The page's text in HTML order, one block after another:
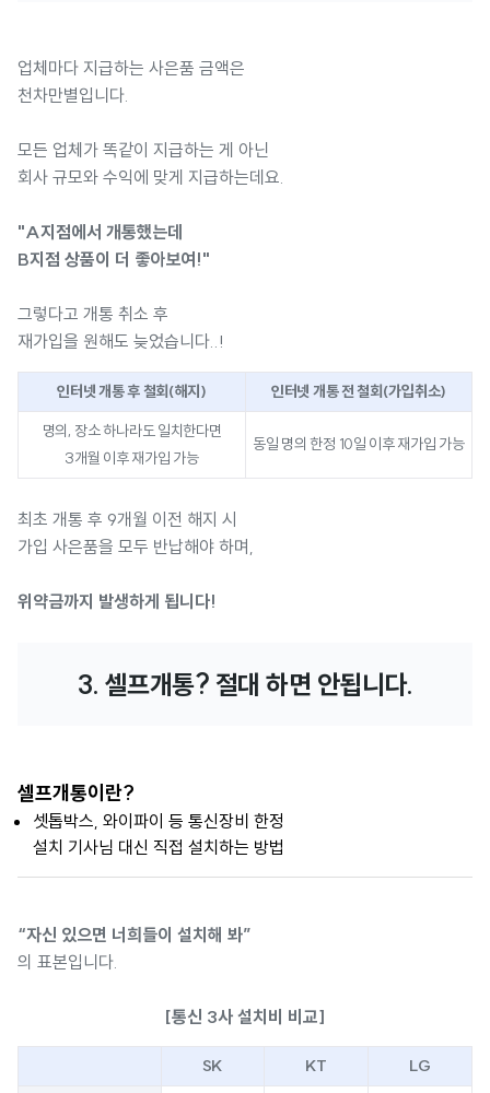
업체마다 지급하는 사은품 금액은
천차만별입니다.
모든 업체가 똑같이 지급하는 게 아닌
회사 규모와 수익에 맞게 지급하는데요.
"A지점에서 개통했는데
B지점 상품이 더 좋아보여!"
그렇다고 개통 취소 후
재가입을 원해도 늦었습니다..!
인터넷 개통 후 철회(해지)
인터넷 개통 전 철회(가입취소)
명의, 장소 하나라도 일치한다면
3개월 이후 재가입 가능
동일 명의 한정 10일 이후 재가입 가능
최초 개통 후 9개월 이전 해지 시
가입 사은품을 모두 반납해야 하며,
위약금까지 발생하게 됩니다!
3. 셀프개통? 절대 하면 안됩니다.
셀프개통이란?
셋톱박스, 와이파이 등 통신장비 한정
설치 기사님 대신 직접 설치하는 방법
“자신 있으면 너희들이 설치해 봐”
의 표본입니다.
[통신 3사 설치비 비교]
SK KT
LG